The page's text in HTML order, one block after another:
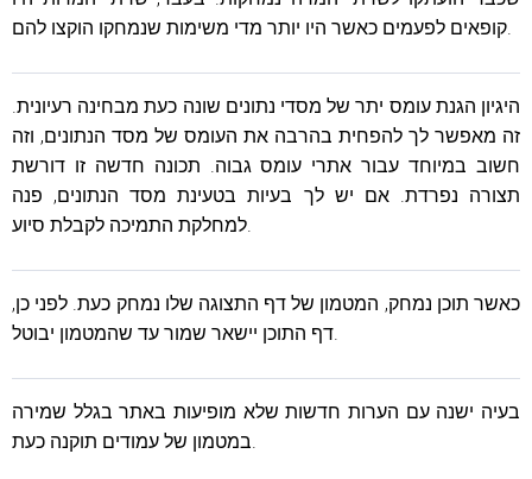
קופאים לפעמים כאשר היו יותר מדי משימות שנמחקו הוקצו להם.
היגיון הגנת עומס יתר של מסדי נתונים שונה כעת מבחינה רעיונית.
זה מאפשר לך להפחית בהרבה את העומס של מסד הנתונים, וזה
חשוב במיוחד עבור אתרי עומס גבוה. תכונה חדשה זו דורשת
תצורה נפרדת. אם יש לך בעיות בטעינת מסד הנתונים, פנה
למחלקת התמיכה לקבלת סיוע.
כאשר תוכן נמחק, המטמון של דף התצוגה שלו נמחק כעת. לפני כן,
דף התוכן יישאר שמור עד שהמטמון יבוטל.
בעיה ישנה עם הערות חדשות שלא מופיעות באתר בגלל שמירה
במטמון של עמודים תוקנה כעת.